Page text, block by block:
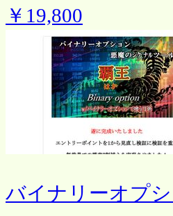
￥19,800
バイナリーオプ